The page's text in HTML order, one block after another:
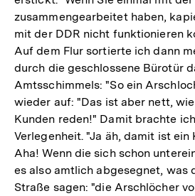
zusammengearbeitet haben,
mit der DDR nicht funktionieren
Auf dem Flur sortierte ich dann
durch die geschlossene Bürotür
Amtsschimmels: "So ein
wieder auf: "Das ist aber nett,
Kunden reden!" Damit brachte
Verlegenheit. "Ja äh, damit ist ein
Aha! Wenn die sich schon
es also amtlich abgesegnet, was
Straße sagen: "die Arschlöcher